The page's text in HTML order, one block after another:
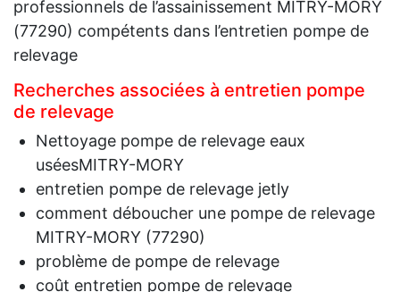
professionnels de l’assainissement MITRY-MORY
(77290) compétents dans l’entretien pompe de
relevage
Recherches associées à entretien pompe
de relevage
Nettoyage pompe de relevage eaux
uséesMITRY-MORY
entretien pompe de relevage jetly
comment déboucher une pompe de relevage
MITRY-MORY (77290)
problème de pompe de relevage
coût entretien pompe de relevage